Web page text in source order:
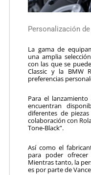
Personalización
La gama de
una amplia
con las que se
Classic y la BMW
preferencias
Para el
encuentran
diferentes de
colaboración con
Tone-Black”.
Así como el
para poder ofrecer
Mientras tanto, la
es por parte de